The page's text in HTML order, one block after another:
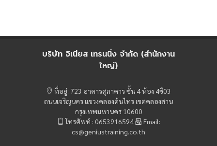
บริษัท จิเนียส เทรนนิ่ง จำกัด (สำนักงาน
ใหญ่)
ที่อยู่: 723 อาคารศุภาคาร ชั้น 4 ห้อง 4ซี03
ถนนเจริญนคร แขวงคลองต้นไทร เขตคลองสาน
กรุงเทพมหานคร 10600
โทรศัพท์ : 0653916594
Email:
cs@geniustraining.co.th